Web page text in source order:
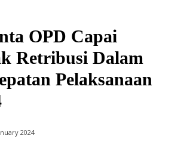
OPD Capai
Retribusi Dalam
Pelaksanaan
2024